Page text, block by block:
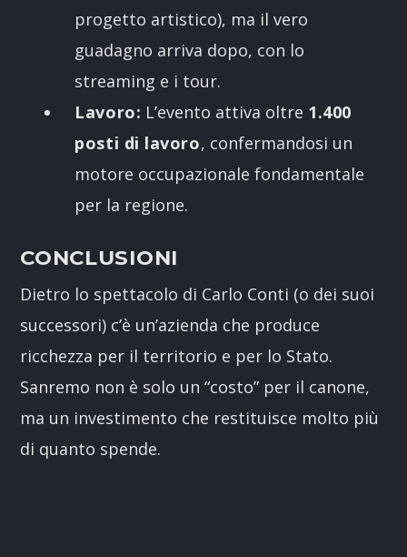
progetto artistico), ma il vero
guadagno arriva dopo, con lo
streaming e i tour.
Lavoro: L’evento attiva oltre 1.400
posti di lavoro, confermandosi un
motore occupazionale fondamentale
per la regione.
CONCLUSIONI
Dietro lo spettacolo di Carlo Conti (o dei suoi
successori) c’è un’azienda che produce
ricchezza per il territorio e per lo Stato.
Sanremo non è solo un “costo” per il canone,
ma un investimento che restituisce molto più
di quanto spende.